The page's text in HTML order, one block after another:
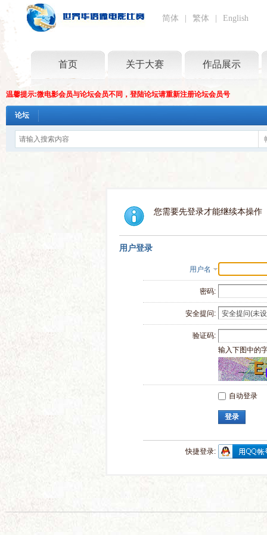
简体 繁体 English
首页 关于大赛 作品展示
温馨提示:微电影会员与论坛会员不同，登陆论坛请重新注册论坛会员号
论坛
您需要先登录才能继续本操作
用户登录
用户名
密码:
安全提问:
验证码:
输入下图中的
自动登录
登录
快捷登录: